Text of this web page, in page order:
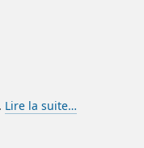
Lire la suite…